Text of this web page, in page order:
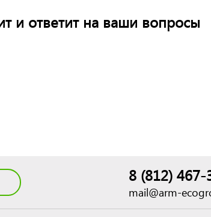
и ответит на ваши вопросы
8 (812) 467-
mail@arm-